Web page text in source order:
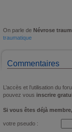
On parle de Névrose
traumatique
Commentaires
L’accès et l’utilisation du
pouvez vous inscrire
Si vous êtes déjà
votre pseudo :